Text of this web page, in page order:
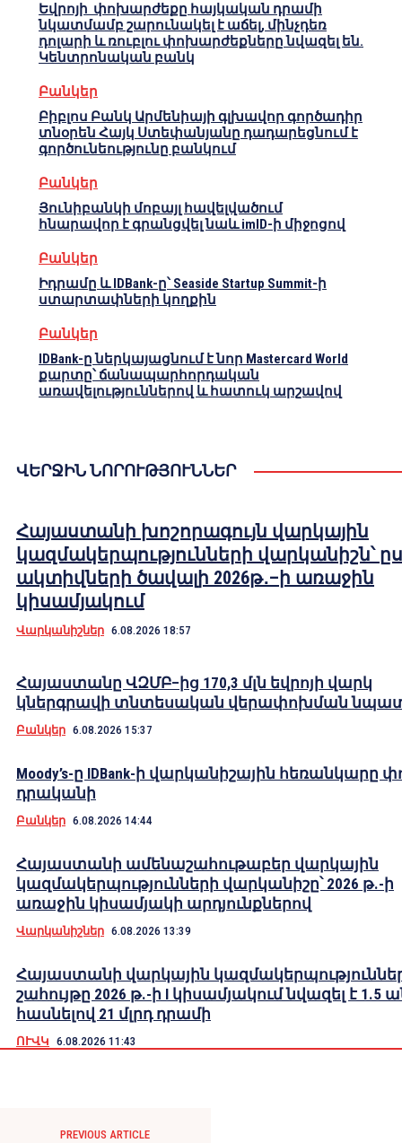
Եվրոյի փոխարժեքը հայկական դրամի
նկատմամբ շարունակել է աճել, մինչդեռ
դոլարի և ռուբլու փոխարժեքները նվազել են.
Կենտրոնական բանկ
Բանկեր
Բիբլոս Բանկ Արմենիայի գլխավոր գործադիր
տնօրեն Հայկ Ստեփանյանը դադարեցնում է
գործունեությունը բանկում
Բանկեր
Յունիբանկի մոբայլ հավելվածում
հնարավոր է գրանցվել նաև imID-ի միջոցով
Բանկեր
Իդրամը և IDBank-ը՝ Seaside Startup Summit-ի
ստարտափների կողքին
Բանկեր
IDBank-ը ներկայացնում է նոր Mastercard World
քարտը՝ ճանապարհորդական
առավելություններով և հատուկ արշավով
ՎԵՐՋԻՆ ՆՈՐՈՒԹՅՈՒՆՆԵՐ
Հայաստանի խոշորագույն վարկային
կազմակերպությունների վարկանիշն՝
ակտիվների ծավալի 2026թ․–ի առաջին
կիսամյակում
Վարկանիշներ 6.08.2026 18:57
Հայաստանը ՎԶՄԲ–ից 170,3 մլն եվրոյի վարկ
կներգրավի տնտեսական վերափոխման
Բանկեր 6.08.2026 15:37
Moody’s-ը IDBank-ի վարկանիշային հեռանկարը
դրականի
Բանկեր 6.08.2026 14:44
Հայաստանի ամենաշահութաբեր վարկային
կազմակերպությունների վարկանիշը՝ 2026 թ.-ի
առաջին կիսամյակի արդյունքներով
Վարկանիշներ 6.08.2026 13:39
Հայաստանի վարկային
շահույթը 2026 թ.-ի I կիսամյակում նվազել է 1.5
հասնելով 21 մլրդ դրամի
ՈՒՎԿ 6.08.2026 11:43
PREVIOUS ARTICLE